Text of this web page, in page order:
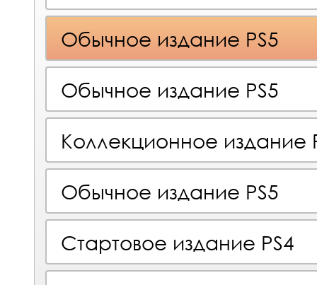
Обычное издание PS5
Обычное издание PS5
Коллекционное издание
Обычное издание PS5
Стартовое издание PS4